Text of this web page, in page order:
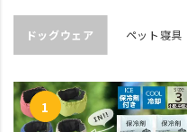
ドッグウェア ペット寝具